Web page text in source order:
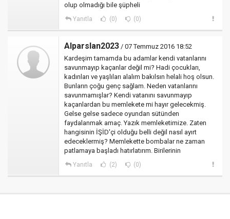
olup olmadığı bile şüpheli
Yanıtla (0) (0)
Alparslan2023 / 07 Temmuz 2016 18:52
Kardeşim tamamda bu adamlar kendi vatanlarını
savunmayıp kaçanlar değil mi? Hadi çocukları,
kadınları ve yaşlıları alalım bakılsın helali hoş olsun.
Bunların çoğu genç sağlam. Neden vatanlarını
savunmamışlar? Kendi vatanını savunmayıp
kaçanlardan bu memlekete mi hayır gelecekmiş.
Gelse gelse sadece oyundan sütünden
faydalanmak amaç. Yazık memleketimize. Zaten
hangisinin İŞİD'çi olduğu belli değil nasıl ayırt
edeceklermiş? Memlekette bombalar ne zaman
patlamaya başladı hatırlatırım. Birilerinin
Yanıtla (2) (0)